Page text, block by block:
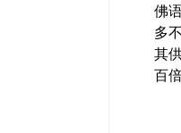
佛
多
其
百